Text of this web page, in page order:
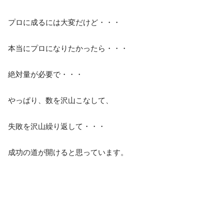
プロに成るには大変だけど・・・
本当にプロになりたかったら・・・
絶対量が必要で・・・
やっぱり、数を沢山こなして、
失敗を沢山繰り返して・・・
成功の道が開けると思っています。